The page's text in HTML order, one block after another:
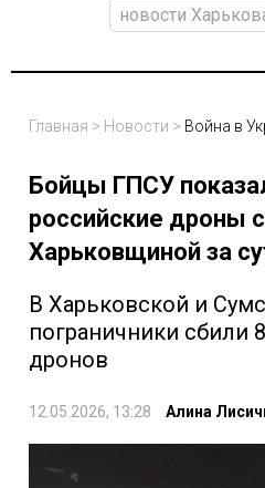
новости
Главная > Новости > Война в
Бойцы ГПСУ
российские дроны
Харьковщиной за
В Харьковской и
пограничники сбили
дронов
12.05.2026, 13:28 Алина